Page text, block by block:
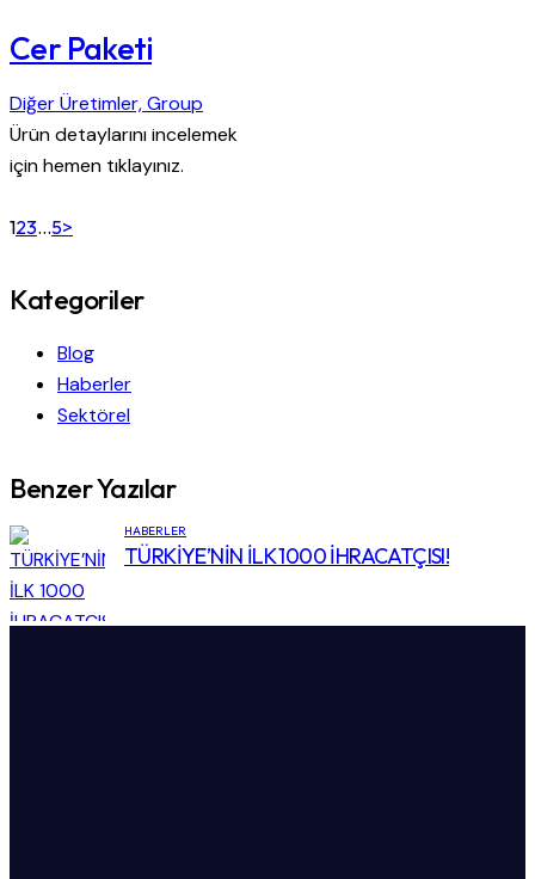
Cer Paketi
Diğer Üretimler,Group
Ürün detaylarını incelemek
için hemen tıklayınız.
Yazı
dolaşımı
Page
1Page
2Page
3…Page
5>
Kategoriler
Blog
Haberler
Sektörel
Benzer Yazılar
HABERLER
TÜRKİYE’NİN İLK 1000 İHRACATÇISI!